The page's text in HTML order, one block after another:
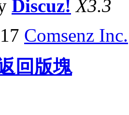
Discuz! X3.3
Comsenz Inc.
回版塊